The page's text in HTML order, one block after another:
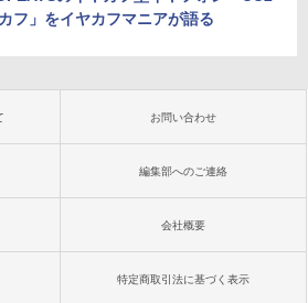
フ」をイヤカフマニアが語る
お問い合わせ
編集部へのご連絡
会社概要
特定商取引法に基づく表示